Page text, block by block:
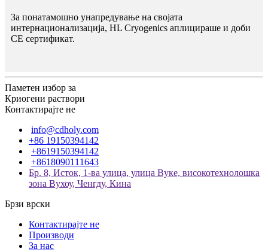
За понатамошно унапредување на својата
интернационализација, HL Cryogenics аплицираше и доби
CE сертификат.
Паметен избор за
Криогени раствори
Контактирајте не
info@cdholy.com
+86 19150394142
+8619150394142
+8618090111643
Бр. 8, Исток, 1-ва улица, улица Вуке, високотехнолошка
зона Вухоу, Ченгду, Кина
Брзи врски
Контактирајте не
Производи
За нас